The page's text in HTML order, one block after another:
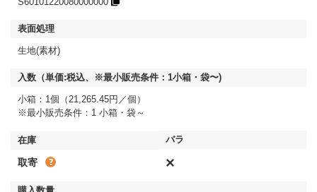
生地(素材)
小箱：1個（21,265.45円／個）
※最小販売条件：1 小箱・袋～
取寄 ×